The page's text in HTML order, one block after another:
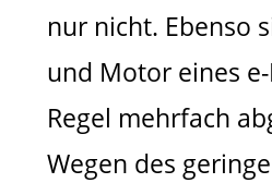
nur nicht. Ebenso
und Motor eines
Regel mehrfach
Wegen des